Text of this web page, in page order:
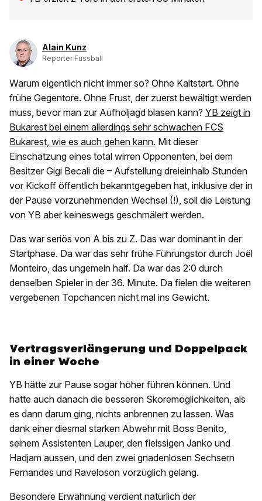
Alain Kunz
Reporter Fussball
Warum eigentlich nicht immer so? Ohne Kaltstart. Ohne
frühe Gegentore. Ohne Frust, der zuerst bewältigt werden
muss, bevor man zur Aufholjagd blasen kann? YB zeigt in
Bukarest bei einem allerdings sehr schwachen FCS
Bukarest, wie es auch gehen kann. Mit dieser
Einschätzung eines total wirren Opponenten, bei dem
Besitzer Gigi Becali die – Aufstellung dreieinhalb Stunden
vor Kickoff öffentlich bekanntgegeben hat, inklusive der in
der Pause vorzunehmenden Wechsel (!), soll die Leistung
von YB aber keineswegs geschmälert werden.
Das war seriös von A bis zu Z. Das war dominant in der
Startphase. Da war das sehr frühe Führungstor durch Joël
Monteiro, das ungemein half. Da war das 2:0 durch
denselben Spieler in der 36. Minute. Da fielen die weiteren
vergebenen Topchancen nicht mal ins Gewicht.
Vertragsverlängerung und Doppelpack
in einer Woche
YB hätte zur Pause sogar höher führen können. Und
hatte auch danach die besseren Skoremöglichkeiten, als
es dann darum ging, nichts anbrennen zu lassen. Was
dank einer diesmal starken Abwehr mit Boss Benito,
seinem Assistenten Lauper, den fleissigen Janko und
Hadjam aussen, und den zwei gnadenlosen Sechsern
Fernandes und Raveloson vorzüglich gelang.
Besondere Erwähnung verdient natürlich der